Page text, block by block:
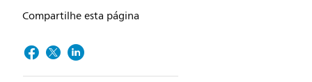
Compartilhe esta página